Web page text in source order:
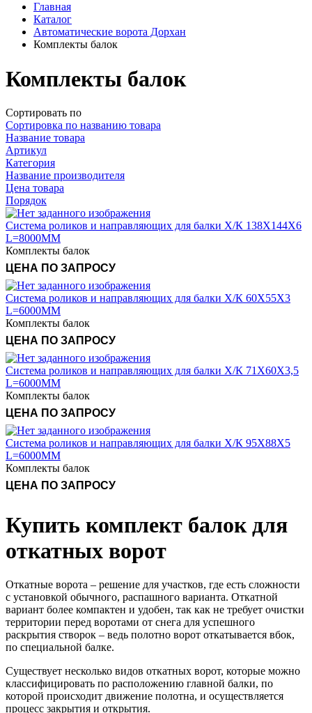
Главная
Каталог
Автоматические ворота Дорхан
Комплекты балок
Комплекты балок
Сортировать по
Сортировка по названию товара
Название товара
Артикул
Категория
Название производителя
Цена товара
Порядок
Система роликов и направляющих для балки Х/К 138Х144Х6
L=8000ММ
Комплекты балок
Система роликов и направляющих для балки Х/К 60Х55Х3
L=6000ММ
Комплекты балок
Система роликов и направляющих для балки Х/К 71Х60Х3,5
L=6000ММ
Комплекты балок
Система роликов и направляющих для балки Х/К 95Х88Х5
L=6000ММ
Комплекты балок
Купить комплект балок для
откатных ворот
Откатные ворота – решение для участков, где есть сложности
с установкой обычного, распашного варианта. Откатной
вариант более компактен и удобен, так как не требует очистки
территории перед воротами от снега для успешного
раскрытия створок – ведь полотно ворот откатывается вбок,
по специальной балке.
Существует несколько видов откатных ворот, которые можно
классифицировать по расположению главной балки, по
которой происходит движение полотна, и осуществляется
процесс закрытия и открытия.